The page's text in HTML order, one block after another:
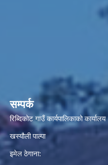
सम्पर्क
रिब्दिकोट गाउँ कार्यपालिकाको कार्यालय
खस्यौली पाल्पा
इमेल ठेगाना: